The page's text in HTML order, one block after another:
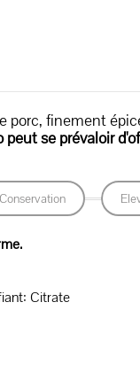
porc, finement
peut se prévaloir
Conservation
Citrate